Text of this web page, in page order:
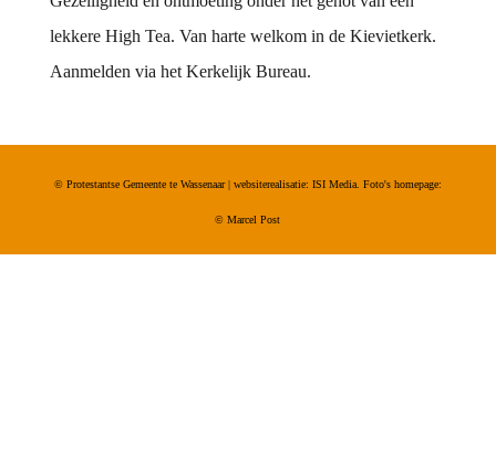
lekkere High Tea. Van harte welkom in de Kievietkerk.
Aanmelden via het Kerkelijk Bureau.
© Protestantse Gemeente te Wassenaar | websiterealisatie: ISI Media. Foto's homepage:
©Marcel Post